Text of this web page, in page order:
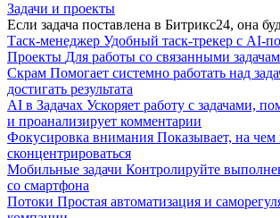
Задачи и проекты
Если задача поставлена в Битрикс24, она
Таск-менеджер Удобный таск-трекер с AI-
Проекты Для работы со связанными
Скрам Помогает системно работать над
достигать результата
AI в Задачах Ускоряет работу с задачами,
и проанализирует комментарии
Фокусировка внимания Показывает, на
сконцентрироваться
Мобильные задачи Контролируйте
со смартфона
Потоки Простая автоматизация и